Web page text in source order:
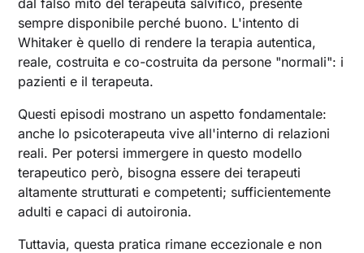
sempre disponibile perché buono. L'intento di
Whitaker è quello di rendere la terapia autentica,
reale, costruita e co-costruita da persone "normali": i
pazienti e il terapeuta.
Questi episodi mostrano un aspetto fondamentale:
anche lo psicoterapeuta vive all'interno di relazioni
reali. Per potersi immergere in questo modello
terapeutico però, bisogna essere dei terapeuti
altamente strutturati e competenti; sufficientemente
adulti e capaci di autoironia.
Tuttavia, questa pratica rimane eccezionale e non